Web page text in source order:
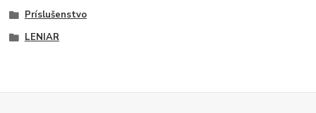
Príslušenstvo
LENIAR